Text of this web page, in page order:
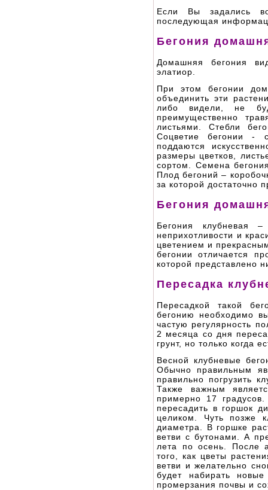
Если Вы задались
последующая
Бегония
Домашняя бегония
элатиор.
При этом бегонии
объединить эти
либо видели, не
преимущественно
листьями. Стебли
Соцветие бегонии -
поддаются
размеры цветков,
сортом. Семена
Плод бегоний –
за которой достаточно
Бегония
Бегония клубневая
неприхотливости и
цветением и
бегонии отличается
которой представлено
Пересадка
Пересадкой такой
бегонию необходимо
частую регулярность
2 месяца со дня
грунт, но только когда
Весной клубневые
Обычно правильным
правильно погрузить
Также важным
примерно 17
пересадить в горшок
целиком. Чуть позже
диаметра. В горшке
ветви с бутонами. А
лета по осень. После
того, как цветы
ветви и желательно
будет набирать
промерзания почвы и